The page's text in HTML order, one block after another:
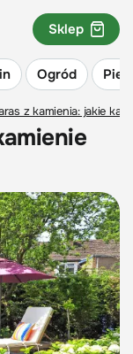
Ogród
Sklep
z kamienia: jakie